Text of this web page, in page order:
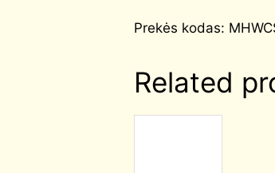
Prekės kodas:
Related